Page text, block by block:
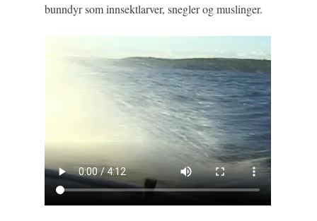
bunndyr som innsektlarver, snegler og muslinger.